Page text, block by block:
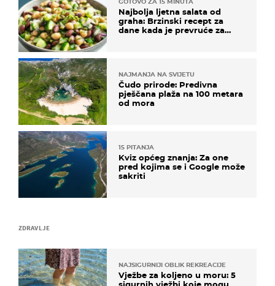
ZDRAVLJE
NAJSIGURNIJI OBLIK REKREACIJE
Vježbe za koljeno u moru: 5
Najbolja ljetna salata od
graha: Brzinski recept za
dane kada je prevruće za
NAJMANJA NA SVIJETU
Čudo prirode: Predivna
pješčana plaža na 100 metara
od mora
15 PITANJA
Kviz općeg znanja: Za one
pred kojima se i Google može
sakriti